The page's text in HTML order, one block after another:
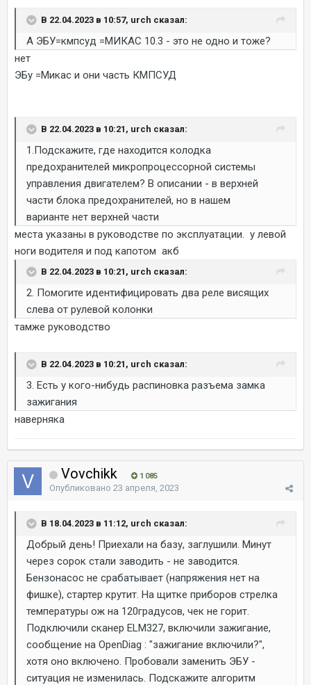
В 22.04.2023 в 10:57, urch сказал:
А ЭБУ=кмпсуд =МИКАС 10.3 - это не одно и тоже?
нет
ЭБу =Микас и они часть КМПСУД
В 22.04.2023 в 10:21, urch сказал:
1.Подскажите, где находится колодка
предохранителей микропроцессорной системы
управления двигателем? В описании - в верхней
части блока предохранителей, но в нашем
варианте нет верхней части
места указаны в руководстве по эксплуатации. у левой
ноги водителя и под капотом акб
В 22.04.2023 в 10:21, urch сказал:
2. Помогите идентифицировать два реле висящих
слева от рулевой колонки
тамже руководство
В 22.04.2023 в 10:21, urch сказал:
3. Есть у кого-нибудь распиновка разъема замка
зажигания
наверняка
Vovchikk 1 085
Опубликовано 23 апреля, 2023
В 18.04.2023 в 11:12, urch сказал:
Добрый день! Приехали на базу, заглушили. Минут
через сорок стали заводить - не заводится.
Бензонасос не срабатывает (напряжения нет на
фишке), стартер крутит. На щитке приборов стрелка
температуры ож на 120градусов, чек не горит.
Подключили сканер ELM327, включили зажигание,
сообщение на OpenDiag : "зажигание включили?",
хотя оно включено. Пробовали заменить ЭБУ -
ситуация не изменилась. Подскажите алгоритм